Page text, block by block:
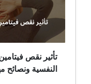
حساسية
ثعلبة
ألزهايمر (مرض)
تأثير نقص
النفسية ونصائح